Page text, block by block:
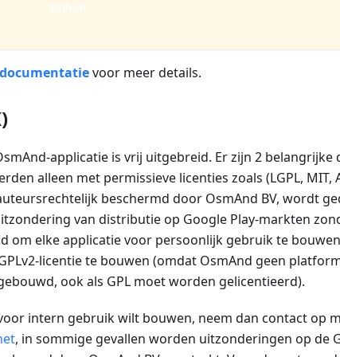
Github
voor meer details.
applicatie is vrij uitgebreid. Er zijn 2 belangrijke
alleen met permissieve licenties zoals (LGPL, MIT,
beschermd door OsmAnd BV, wordt
van distributie op Google Play-markten
om elke applicatie voor persoonlijk gebruik te
licentie te bouwen (omdat OsmAnd geen
ook als GPL moet worden gelicentieerd).
intern gebruik wilt bouwen, neem dan contact op
, in sommige gevallen worden uitzonderingen op de